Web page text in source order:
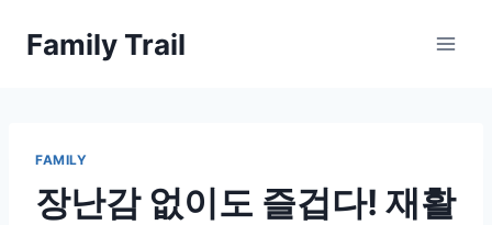
Family Trail
FAMILY
장난감 없이도 즐겁다! 재활